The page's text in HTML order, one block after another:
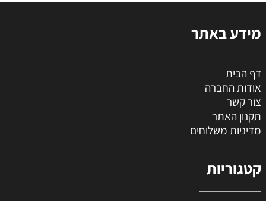
מידע באתר
דף הבית
אודות החברה
צור קשר
תקנון האתר
מדיניות משלוחים
קטגוריות